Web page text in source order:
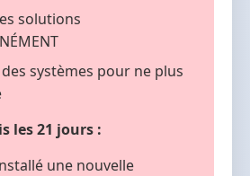
solutions
systèmes pour ne plus
les 21 jours :
une nouvelle